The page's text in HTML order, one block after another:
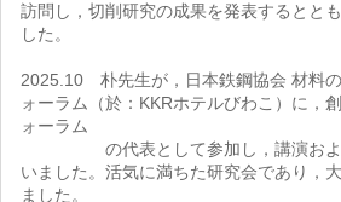
訪問し，切削研究の成果を発表するとと
した。
2025.10 朴先生が，日本鉄鋼協会 材料
ォーラム（於：KKRホテルびわこ）に，
ォーラム
の代表として参加し，講演および
いました。活気に満ちた研究会であり，
ました。